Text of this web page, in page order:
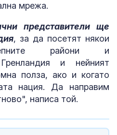
мрежа.
представители ще
, за да посетят някои
райони и
и нейният
полза, ако и когато
нация. Да направим
написа той.